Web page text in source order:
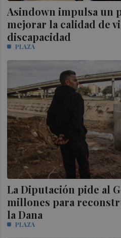
Asindown impulsa un
mejorar la calidad de
discapacidad
PLAZA
La Diputación pide al
millones para
la Dana
PLAZA